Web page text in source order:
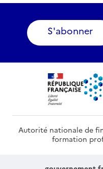
S'abonner
Autorité nationale de
formation